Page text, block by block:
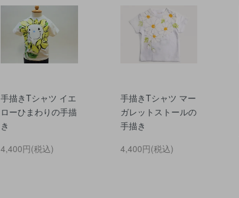
手描きTシャツ イエ
ローひまわりの手描
き
4,400円(税込)
手描きTシャツ マー
ガレットストールの
手描き
4,400円(税込)